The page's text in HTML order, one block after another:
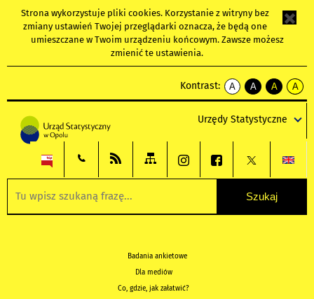
Strona wykorzystuje pliki cookies. Korzystanie z witryny bez
zmiany ustawień Twojej przeglądarki oznacza, że będą one
umieszczane w Twoim urządzeniu końcowym. Zawsze możesz
zmienić te ustawienia.
Kontrast:
A
kontrast
A
kontrast
tekst
czarnym
A
kontrast
tekst
czarnym
A
tekst
żółtym
Urzędy Statystyczne
Badania ankietowe
Dla mediów
Co, gdzie, jak załatwić?